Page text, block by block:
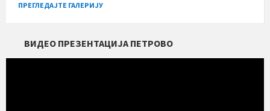
ПРЕГЛЕДАЈТЕ ГАЛЕРИЈУ
ВИДЕО ПРЕЗЕНТАЦИЈА ПЕТРОВО